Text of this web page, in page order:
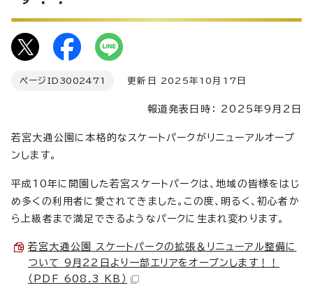
ページID 3002471 更新日 2025年10月17日
報道発表日時： 2025年9月2日
若宮大通公園に本格的なスケートパークがリニューアルオープ
ンします。
平成10年に開園した若宮スケートパークは、地域の皆様をはじ
め多くの利用者に愛されてきました。この度、明るく、初心者か
ら上級者まで満足できるようなパークに生まれ変わります。
若宮大通公園 スケートパークの拡張＆リニューアル整備に
ついて 9月22日より一部エリアをオープンします！！
（PDF 608.3 KB）